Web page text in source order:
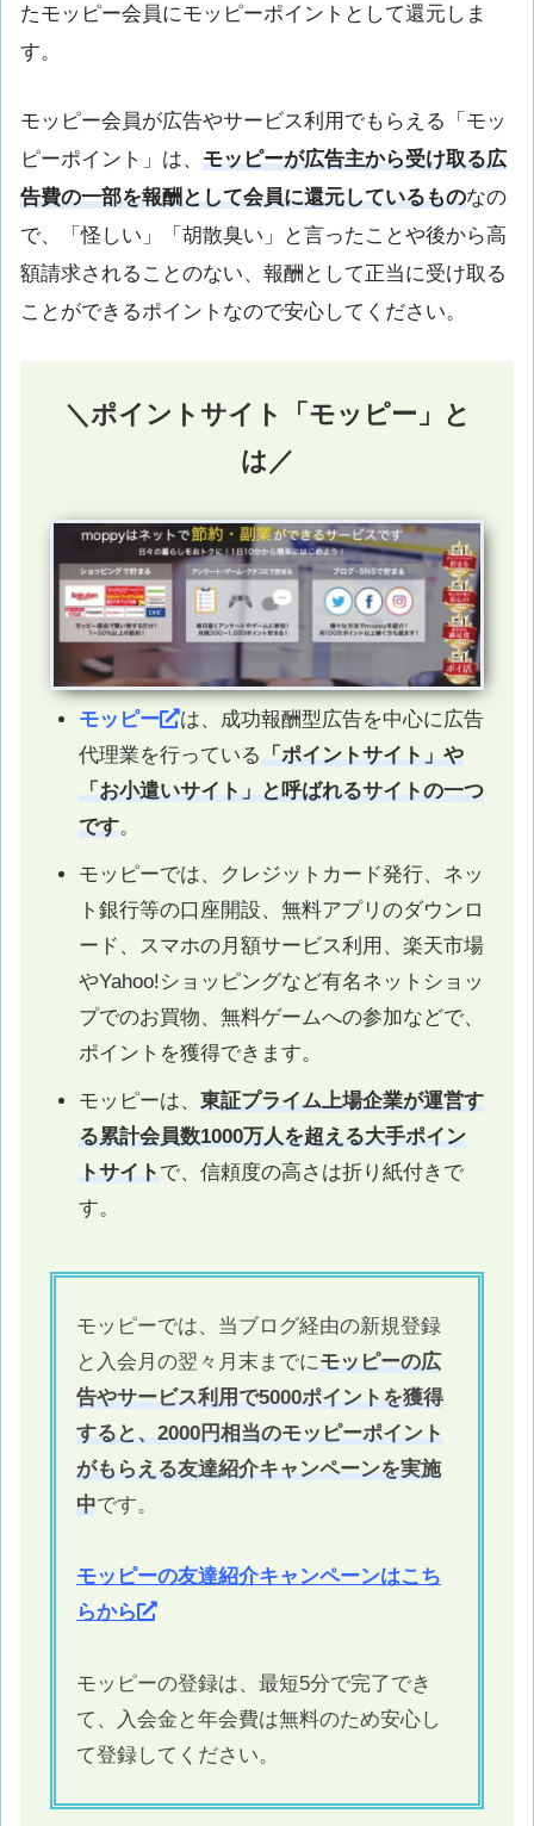
たモッピー会員にモッピーポイントとして還元しま
す。
モッピー会員が広告やサービス利用でもらえる「モッ
ピーポイント」は、 モッピーが広告主から受け取る広
告費の一部を報酬として会員に還元しているものなの
で、「怪しい」「胡散臭い」と言ったことや後から高
額請求されることのない、報酬として正当に受け取る
ことができるポイントなので安心してください。
＼ポイントサイト「モッピー」と
は／
モッピー
は、成功報酬型広告を中心に広告
代理業を行っている 「ポイントサイト」や
「お小遣いサイト」と呼ばれるサイトの一つ
です。
モッピーでは、クレジットカード発行、ネッ
ト銀行等の口座開設、無料アプリのダウンロ
ード、スマホの月額サービス利用、楽天市場
やYahoo!ショッピングなど有名ネットショッ
プでのお買物、無料ゲームへの参加などで、
ポイントを獲得できます。
モッピーは、 東証プライム上場企業が運営す
る累計会員数1000万人を超える大手ポイン
トサイト で、信頼度の高さは折り紙付きで
す。
モッピーでは、当ブログ経由の新規登録
と入会月の翌々月末までにモッピーの広
告やサービス利用で5000ポイントを獲得
すると、2000円相当のモッピーポイント
がもらえる友達紹介キャンペーンを実施
中です。
モッピーの友達紹介キャンペーンはこち
らから
モッピーの登録は、最短5分で完了でき
て、入会金と年会費は無料のため安心し
て登録してください。